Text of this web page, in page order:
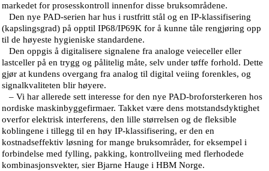
markedet for prosesskontroll innenfor disse bruksområdene.
Den nye PAD-serien har hus i rustfritt stål og en IP-klassifisering
(kapslingsgrad) på opptil IP68/IP69K for å kunne tåle rengjøring opp
til de høyeste hygieniske standardene.
Den oppgis å digitalisere signalene fra analoge veieceller eller
lastceller på en trygg og pålitelig måte, selv under tøffe forhold. Dette
gjør at kundens overgang fra analog til digital veiing forenkles, og
signalkvaliteten blir høyere.
– Vi har allerede sett interesse for den nye PAD-broforsterkeren hos
nordiske maskinbyggefirmaer. Takket være dens motstandsdyktighet
overfor elektrisk interferens, den lille størrelsen og de fleksible
koblingene i tillegg til en høy IP-klassifisering, er den en
kostnadseffektiv løsning for mange bruksområder, for eksempel i
forbindelse med fylling, pakking, kontrollveiing med flerhodede
kombinasjonsvekter, sier Bjarne Hauge i HBM Norge.